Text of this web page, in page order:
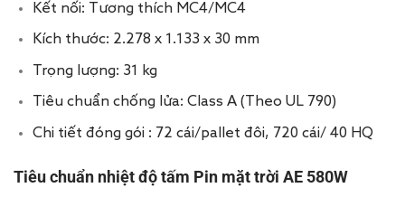
Kết nối: Tương thích MC4/MC4
Kích thước: 2.278 x 1.133 x 30 mm
Trọng lượng: 31 kg
Tiêu chuẩn chống lửa: Class A (Theo UL 790)
Chi tiết đóng gói : 72 cái/pallet đôi, 720 cái/ 40 HQ
Tiêu chuẩn nhiệt độ tấm Pin mặt trời AE 580W